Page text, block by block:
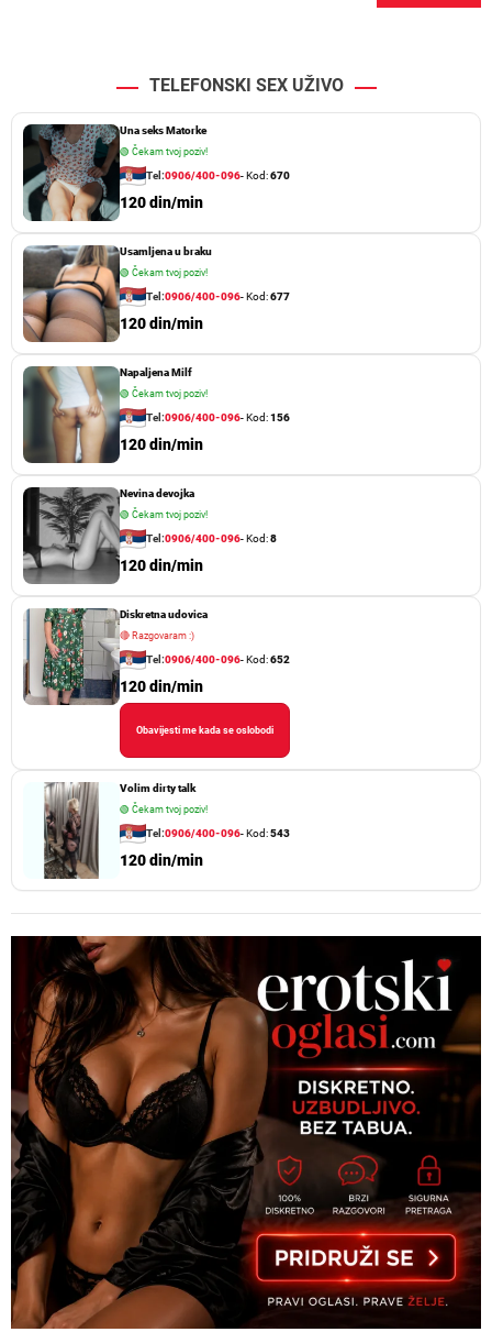
TELEFONSKI SEX UŽIVO
Una seks Matorke
🟢 Čekam tvoj poziv!
Tel:0906/400-096- Kod:670
120 din/min
Usamljena u braku
🟢 Čekam tvoj poziv!
Tel:0906/400-096- Kod:677
120 din/min
Napaljena Milf
🟢 Čekam tvoj poziv!
Tel:0906/400-096- Kod:156
120 din/min
Nevina devojka
🟢 Čekam tvoj poziv!
Tel:0906/400-096- Kod:8
120 din/min
Diskretna udovica
🔴Razgovaram :)
Tel:0906/400-096- Kod:652
120 din/min
Obavijesti me kada se oslobodi
Volim dirty talk
🟢 Čekam tvoj poziv!
Tel:0906/400-096- Kod:543
120 din/min